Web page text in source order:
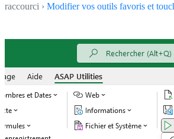
raccourci › Modifier vos outils favoris et